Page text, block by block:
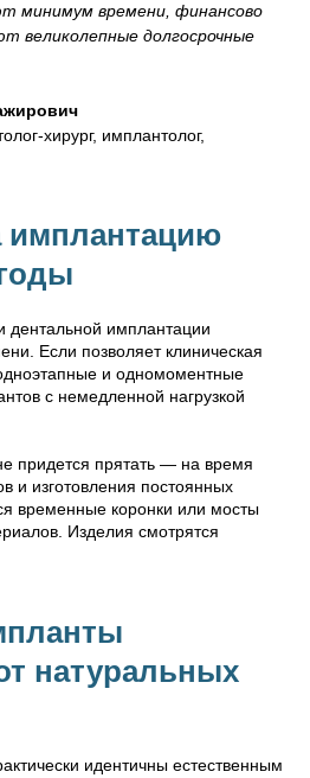
минимум времени, финансово
великолепные долгосрочные
хирург, имплантолог,
дентальной имплантации
Если позволяет клиническая
и одномоментные
с немедленной нагрузкой
придется прятать — на время
и изготовления постоянных
временные коронки или мосты
Изделия смотрятся
натуральных
идентичны естественным